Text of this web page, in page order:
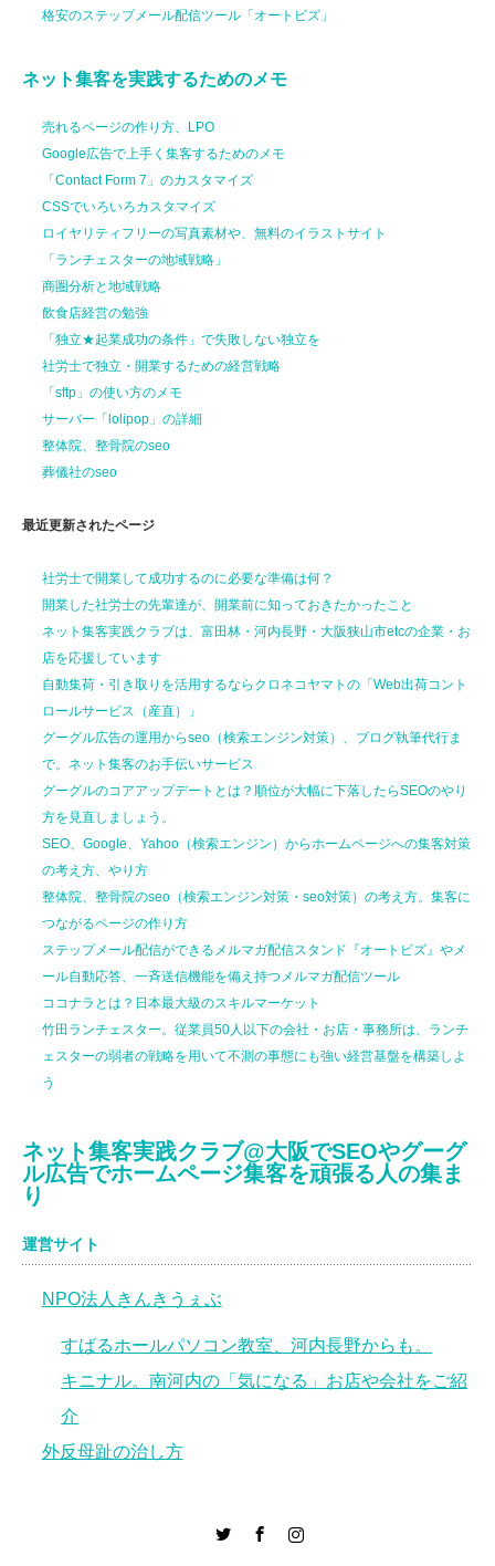
格安のステップメール配信ツール「オートビズ」
ネット集客を実践するためのメモ
売れるページの作り方、LPO
Google広告で上手く集客するためのメモ
「Contact Form 7」のカスタマイズ
CSSでいろいろカスタマイズ
ロイヤリティフリーの写真素材や、無料のイラストサイト
「ランチェスターの地域戦略」
商圏分析と地域戦略
飲食店経営の勉強
「独立★起業成功の条件」で失敗しない独立を
社労士で独立・開業するための経営戦略
「sftp」の使い方のメモ
サーバー「lolipop」の詳細
整体院、整骨院のseo
葬儀社のseo
最近更新されたページ
社労士で開業して成功するのに必要な準備は何？
開業した社労士の先輩達が、
開業前に知っておきたかったこと
ネット集客実践クラブは、富田林・河内長野・大阪狭山市etcの企業・お
店を応援しています
自動集荷・引き取りを活用するならクロネコヤマトの「Web出荷コント
ロールサービス（産直）」
グーグル広告の運用からseo（検索エンジン対策）、ブログ執筆代行ま
で。ネット集客のお手伝いサービス
グーグルのコアアップデートとは？順位が大幅に下落したらSEOのやり
方を見直しましょう。
SEO、Google、Yahoo（検索エンジン）からホームページへの集客対策
の考え方、やり方
整体院、整骨院のseo（検索エンジン対策・seo対策）の考え方。集客に
つながるページの作り方
ステップメール配信ができるメルマガ配信スタンド『オートビズ』やメ
ール自動応答、一斉送信機能を備え持つメルマガ配信ツール
ココナラとは？日本最大級のスキルマーケット
竹田ランチェスター。従業員50人以下の会社・お店・事務所は、ランチ
ェスターの弱者の戦略を用いて不測の事態にも強い経営基盤を構築しよ
う
ネット集客実践クラブ@大阪でSEOやグーグ
ル広告でホームページ集客を頑張る人の集ま
り
運営サイト
NPO法人きんきうぇぶ
すばるホールパソコン教室、河内長野からも。
キニナル。南河内の「気になる」お店や会社をご紹
介
外反母趾の治し方